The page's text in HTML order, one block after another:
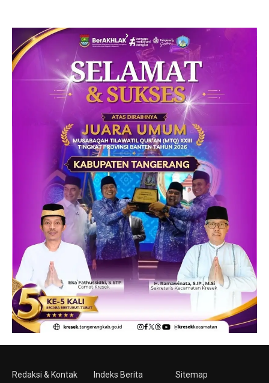
Redaksi & Kontak Indeks Berita Sitemap